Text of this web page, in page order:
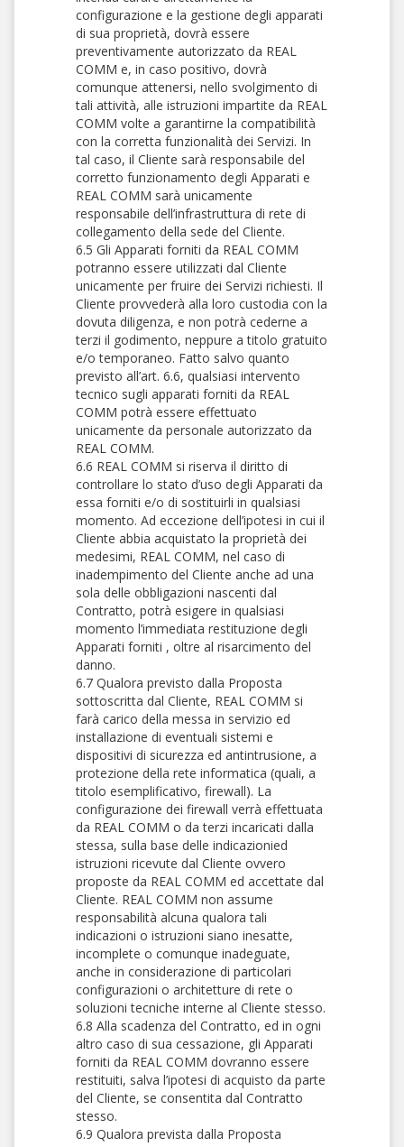
configurazione e la gestione degli apparati
di sua proprietà, dovrà essere
preventivamente autorizzato da REAL
COMM e, in caso positivo, dovrà
comunque attenersi, nello svolgimento di
tali attività, alle istruzioni impartite da REAL
COMM volte a garantirne la compatibilità
con la corretta funzionalità dei Servizi. In
tal caso, il Cliente sarà responsabile del
corretto funzionamento degli Apparati e
REAL COMM sarà unicamente
responsabile dell’infrastruttura di rete di
collegamento della sede del Cliente.
6.5 Gli Apparati forniti da REAL COMM
potranno essere utilizzati dal Cliente
unicamente per fruire dei Servizi richiesti. Il
Cliente provvederà alla loro custodia con la
dovuta diligenza, e non potrà cederne a
terzi il godimento, neppure a titolo gratuito
e/o temporaneo. Fatto salvo quanto
previsto all’art. 6.6, qualsiasi intervento
tecnico sugli apparati forniti da REAL
COMM potrà essere effettuato
unicamente da personale autorizzato da
REAL COMM.
6.6 REAL COMM si riserva il diritto di
controllare lo stato d’uso degli Apparati da
essa forniti e/o di sostituirli in qualsiasi
momento. Ad eccezione dell’ipotesi in cui il
Cliente abbia acquistato la proprietà dei
medesimi, REAL COMM, nel caso di
inadempimento del Cliente anche ad una
sola delle obbligazioni nascenti dal
Contratto, potrà esigere in qualsiasi
momento l’immediata restituzione degli
Apparati forniti , oltre al risarcimento del
danno.
6.7 Qualora previsto dalla Proposta
sottoscritta dal Cliente, REAL COMM si
farà carico della messa in servizio ed
installazione di eventuali sistemi e
dispositivi di sicurezza ed antintrusione, a
protezione della rete informatica (quali, a
titolo esemplificativo, firewall). La
configurazione dei firewall verrà effettuata
da REAL COMM o da terzi incaricati dalla
stessa, sulla base delle indicazionied
istruzioni ricevute dal Cliente ovvero
proposte da REAL COMM ed accettate dal
Cliente. REAL COMM non assume
responsabilità alcuna qualora tali
indicazioni o istruzioni siano inesatte,
incomplete o comunque inadeguate,
anche in considerazione di particolari
configurazioni o architetture di rete o
soluzioni tecniche interne al Cliente stesso.
6.8 Alla scadenza del Contratto, ed in ogni
altro caso di sua cessazione, gli Apparati
forniti da REAL COMM dovranno essere
restituiti, salva l’ipotesi di acquisto da parte
del Cliente, se consentita dal Contratto
stesso.
6.9 Qualora prevista dalla Proposta